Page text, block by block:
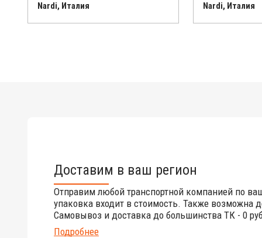
Nardi, Италия
Nardi, Италия
Доставим в ваш регион
Отправим любой транспортной компанией по
упаковка входит в стоимость. Также возможна
Самовывоз и доставка до большинства ТК - 0
Подробнее